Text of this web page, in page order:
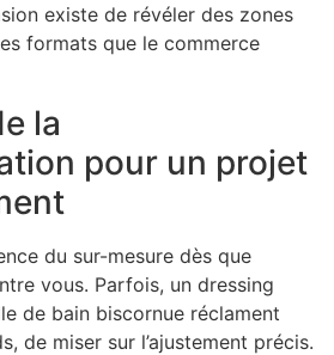
existe de révéler des zones
formats que le commerce
la
pour un projet
du sur-mesure dès que
vous. Parfois, un dressing
de bain biscornue réclament
de miser sur l’ajustement précis.